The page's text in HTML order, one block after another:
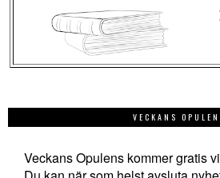
VECKANS
Veckans Opulens kommer gratis